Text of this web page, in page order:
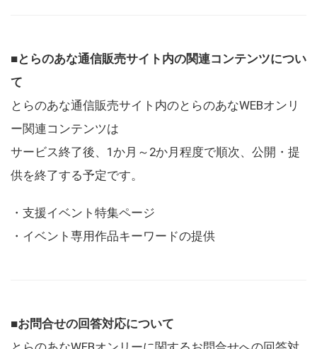
■とらのあな通信販売サイト内の関連コンテンツについ
て
とらのあな通信販売サイト内のとらのあなWEBオンリ
ー関連コンテンツは
サービス終了後、1か月～2か月程度で順次、公開・提
供を終了する予定です。
・支援イベント特集ページ
・イベント専用作品キーワードの提供
■お問合せの回答対応について